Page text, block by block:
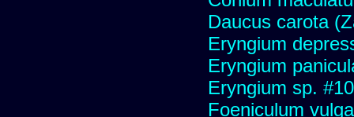
Daucus carota
Eryngium
Eryngium
Eryngium sp.
Foeniculum